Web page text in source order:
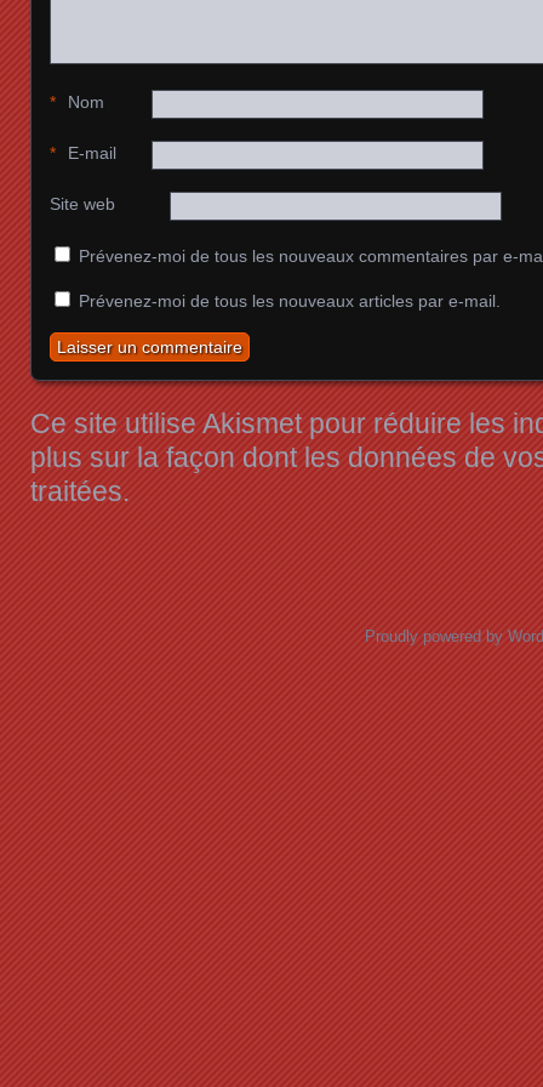
Nom
*
E-mail
*
Site web
Prévenez-moi de tous les nouveaux commentaires par e-
Prévenez-moi de tous les nouveaux articles par e-mail.
Ce site utilise Akismet pour réduire les
plus sur la façon dont les données de
traitées.
Proudly powered by